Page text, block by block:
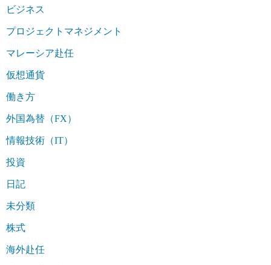
ビジネス
プロジェクトマネジメント
マレーシア赴任
仮想通貨
働き方
外国為替（FX）
情報技術（IT）
投資
日記
未分類
株式
海外赴任